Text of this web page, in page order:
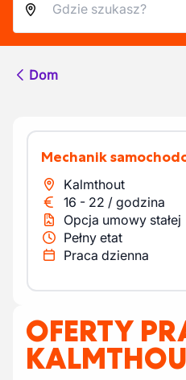
Dom
Mechanik
Kalmthout
16 - 22 / godzina
Opcja umowy stałej
Pełny etat
Praca dzienna
OFERTY